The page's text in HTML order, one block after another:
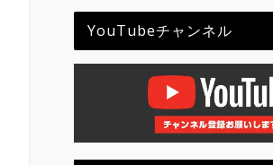
YouTubeチャンネル